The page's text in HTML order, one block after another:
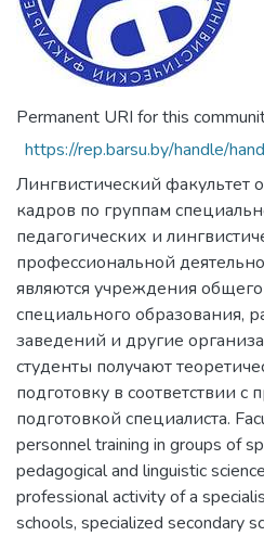
Permanent URI for this
https://rep.barsu.by/handle/
Лингвистический факультет
кадров по группам
педагогических и
профессиональной
являются учреждения
специального образования,
заведений и другие
студенты получают
подготовку в соответствии с
подготовкой специалиста.
personnel training in groups of
pedagogical and linguistic
professional activity of a
schools, specialized secondary